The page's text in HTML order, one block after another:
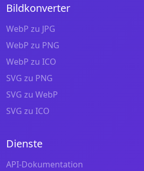
Bildkonverter
WebP zu JPG
WebP zu PNG
WebP zu ICO
SVG zu PNG
SVG zu WebP
SVG zu ICO
Dienste
API-Dokumentation